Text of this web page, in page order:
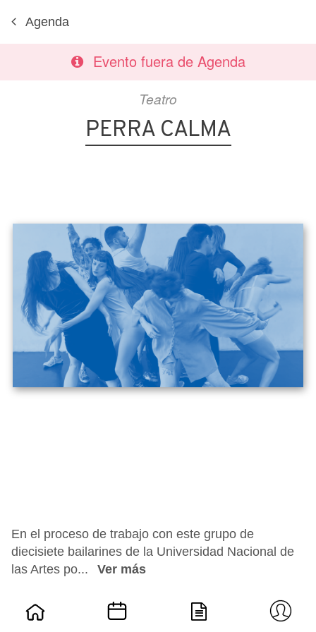
Agenda
Evento fuera de Agenda
Teatro
PERRA CALMA
En el proceso de trabajo con este grupo de
diecisiete bailarines de la Universidad Nacional de
las Artes po...
Ver más